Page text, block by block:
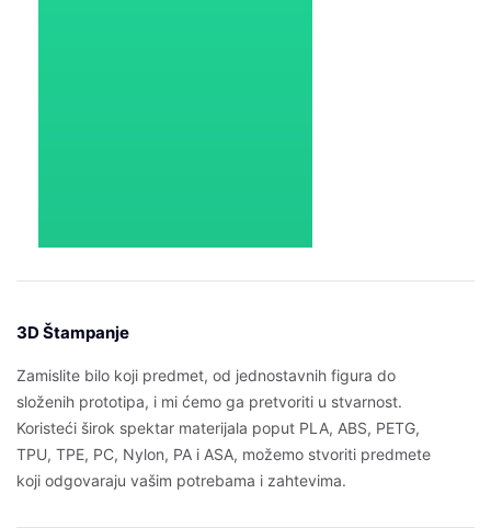
3D Štampanje
Zamislite bilo koji predmet, od jednostavnih figura do
složenih prototipa, i mi ćemo ga pretvoriti u stvarnost.
Koristeći širok spektar materijala poput PLA, ABS, PETG,
TPU, TPE, PC, Nylon, PA i ASA, možemo stvoriti predmete
koji odgovaraju vašim potrebama i zahtevima.